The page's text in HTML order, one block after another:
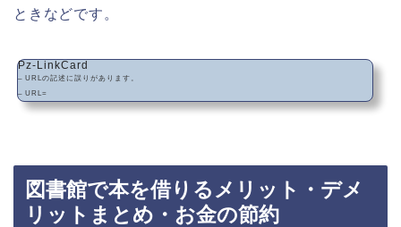
ときなどです。
Pz-LinkCard
– URLの記述に誤りがあります。
– URL=
図書館で本を借りるメリット・デメ
リットまとめ・お金の節約